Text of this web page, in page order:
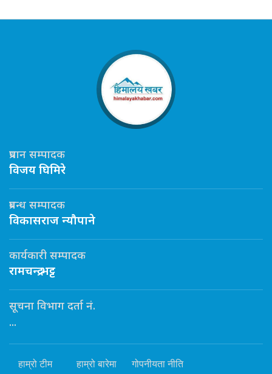
प्रधान सम्पादक
विजय घिमिरे
प्रबन्ध सम्पादक
विकासराज न्यौपाने
कार्यकारी सम्पादक
रामचन्द्र भट्ट
सूचना विभाग दर्ता नं.
...
हाम्रो टीम हाम्रो बारेमा गोपनीयता नीति